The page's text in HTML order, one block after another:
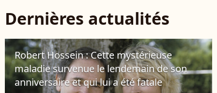
Dernières actualités
Robert Hossein : Cette mystérieuse
maladie survenue le lendemain de son
anniversaire et qui lui a été fatale